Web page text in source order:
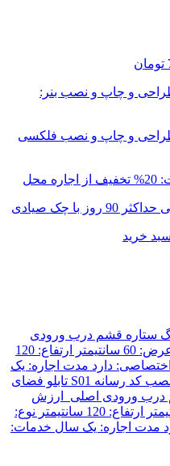
و چاپ و نصب بنر:
و چاپ و نصب فلکسی
خرید